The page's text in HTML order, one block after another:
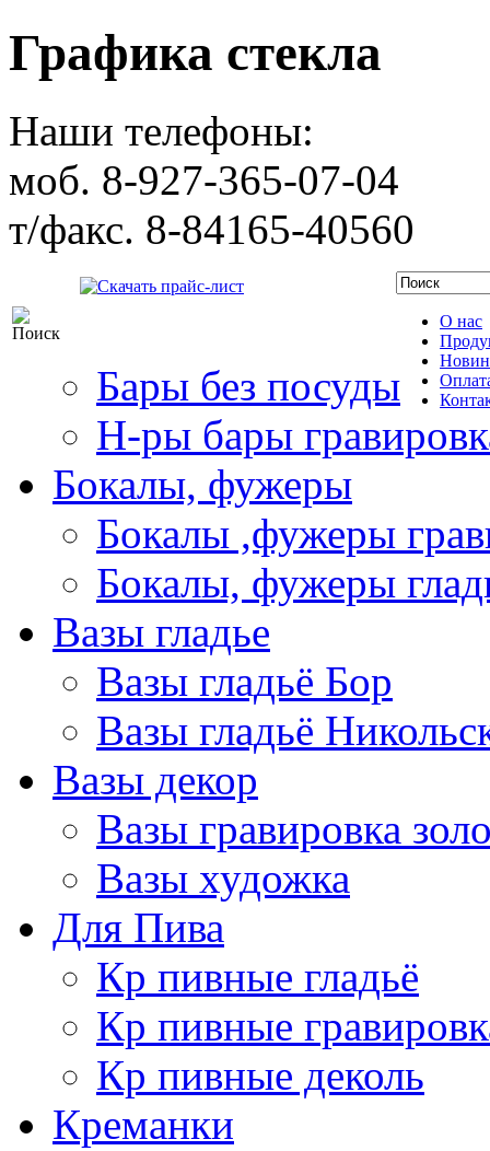
Графика стекла
Наши телефоны:
моб. 8-927-365-07-04
т/факс. 8-84165-40560
О нас
Бары без посуды
Н-ры бары
Бокалы, фужеры
Бокалы ,фужеры
Бокалы, фужеры
Вазы гладье
Вазы гладьё Бор
Вазы гладьё
Вазы декор
Вазы гравировка
Вазы художка
Для Пива
Кр пивные гладьё
Кр пивные
Кр пивные деколь
Креманки